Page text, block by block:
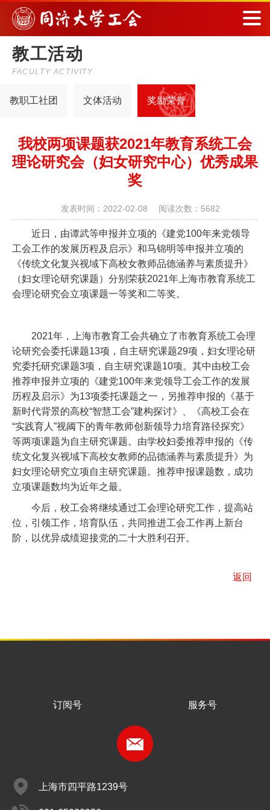
教工活动
FACULTY ACTIVITY
教职工社团 文体活动 奖励荣誉
我校两项课题获2021年教育系统工会
中心）优秀成果奖
发表时间：2022-02-08 阅读次数
近日，由谭武等申报并立项的《建党100年来党领导工
锦明等申报并立项的《传统文化复兴视域下高校女教师品德
究课题）分别荣获2021年上海市教育系统工会理论研究会立
2021年，上海市教育工会共确立了市教育系统工会理
课题29项，妇女理论研究委托研究课题3项，自主研究课题
立项的《建党100年来党领导工会工作的发展历程及启示》
报的《基于新时代背景的高校“智慧工会”建构探讨》、《高
教师创新领导力培育路径探究》等两项课题为自主研究课题
文化复兴视域下高校女教师的品德涵养与素质提升》为妇女
今后，校工会将继续通过工会理论研究工作，提高站位